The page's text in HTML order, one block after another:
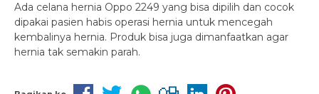
Ada celana hernia Oppo 2249 yang bisa dipilih dan cocok
dipakai pasien habis operasi hernia untuk mencegah
kembalinya hernia. Produk bisa juga dimanfaatkan agar
hernia tak semakin parah.